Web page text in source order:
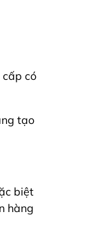
có
tạo
biệt
hàng